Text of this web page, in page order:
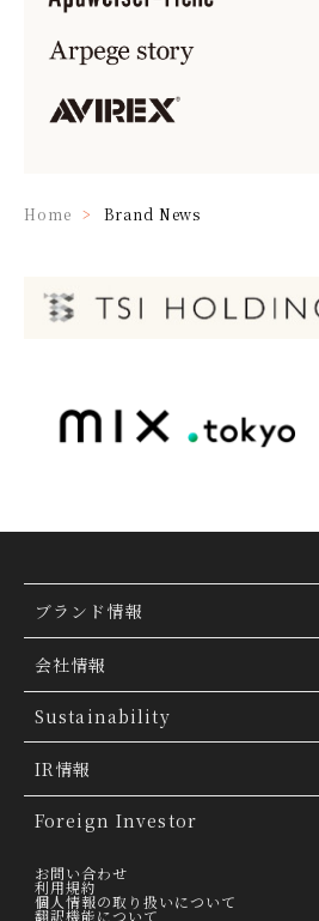
Home Brand News
ブランド情報
ブランド検索
ブランドトピックス
「ファッションの力を信じよう」
THE MOVIE
会社情報
TSI トピックス
会社概要
会社沿革
グループ会社
経営理念
Sustainability
IR情報
IR情報
IR トピックス
Foreign Investor
お問い合わせ
利用規約
個人情報の取り扱いについて
翻訳機能について